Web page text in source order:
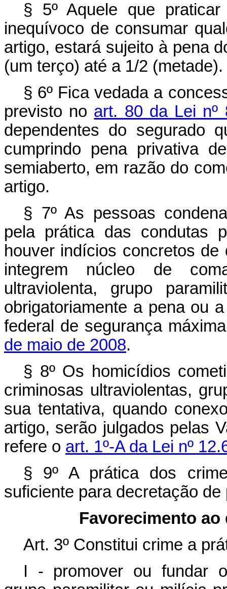
§ 5º Aquele que
inequívoco de consumar
artigo, estará sujeito à pena
(um terço) até a 1/2 (metade).
§ 6º Fica vedada a
previsto no art. 80 da Lei nº
dependentes do segurado
cumprindo pena privativa
semiaberto, em razão do
artigo.
§ 7º As pessoas
pela prática das condutas
houver indícios concretos
integrem núcleo de
ultraviolenta, grupo
obrigatoriamente a pena ou
federal de segurança
de maio de 2008.
§ 8º Os homicídios
criminosas ultraviolentas,
sua tentativa, quando
artigo, serão julgados pelas
refere o art. 1º-A da Lei nº
§ 9º A prática dos
suficiente para decretação
Favorecimento
Art. 3º Constitui crime a
I - promover ou fundar